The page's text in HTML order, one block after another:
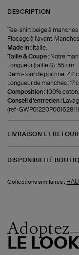
DESCRIPTION
Tee-shirt beige à
Flocage à l'avant.
Made in : Italie.
Taille & Coupe : Notre
Longueur (taille S) : 55 cm.
Demi-tour de poitrine : 42
Longueur de manches : 17
Composition :100% coton.
Conseil d'entretien :
(ref-
LIVRAISON ET RETOUR
DISPONIBILITÉ
Collections similaires :
Adoptez
LE LOOK